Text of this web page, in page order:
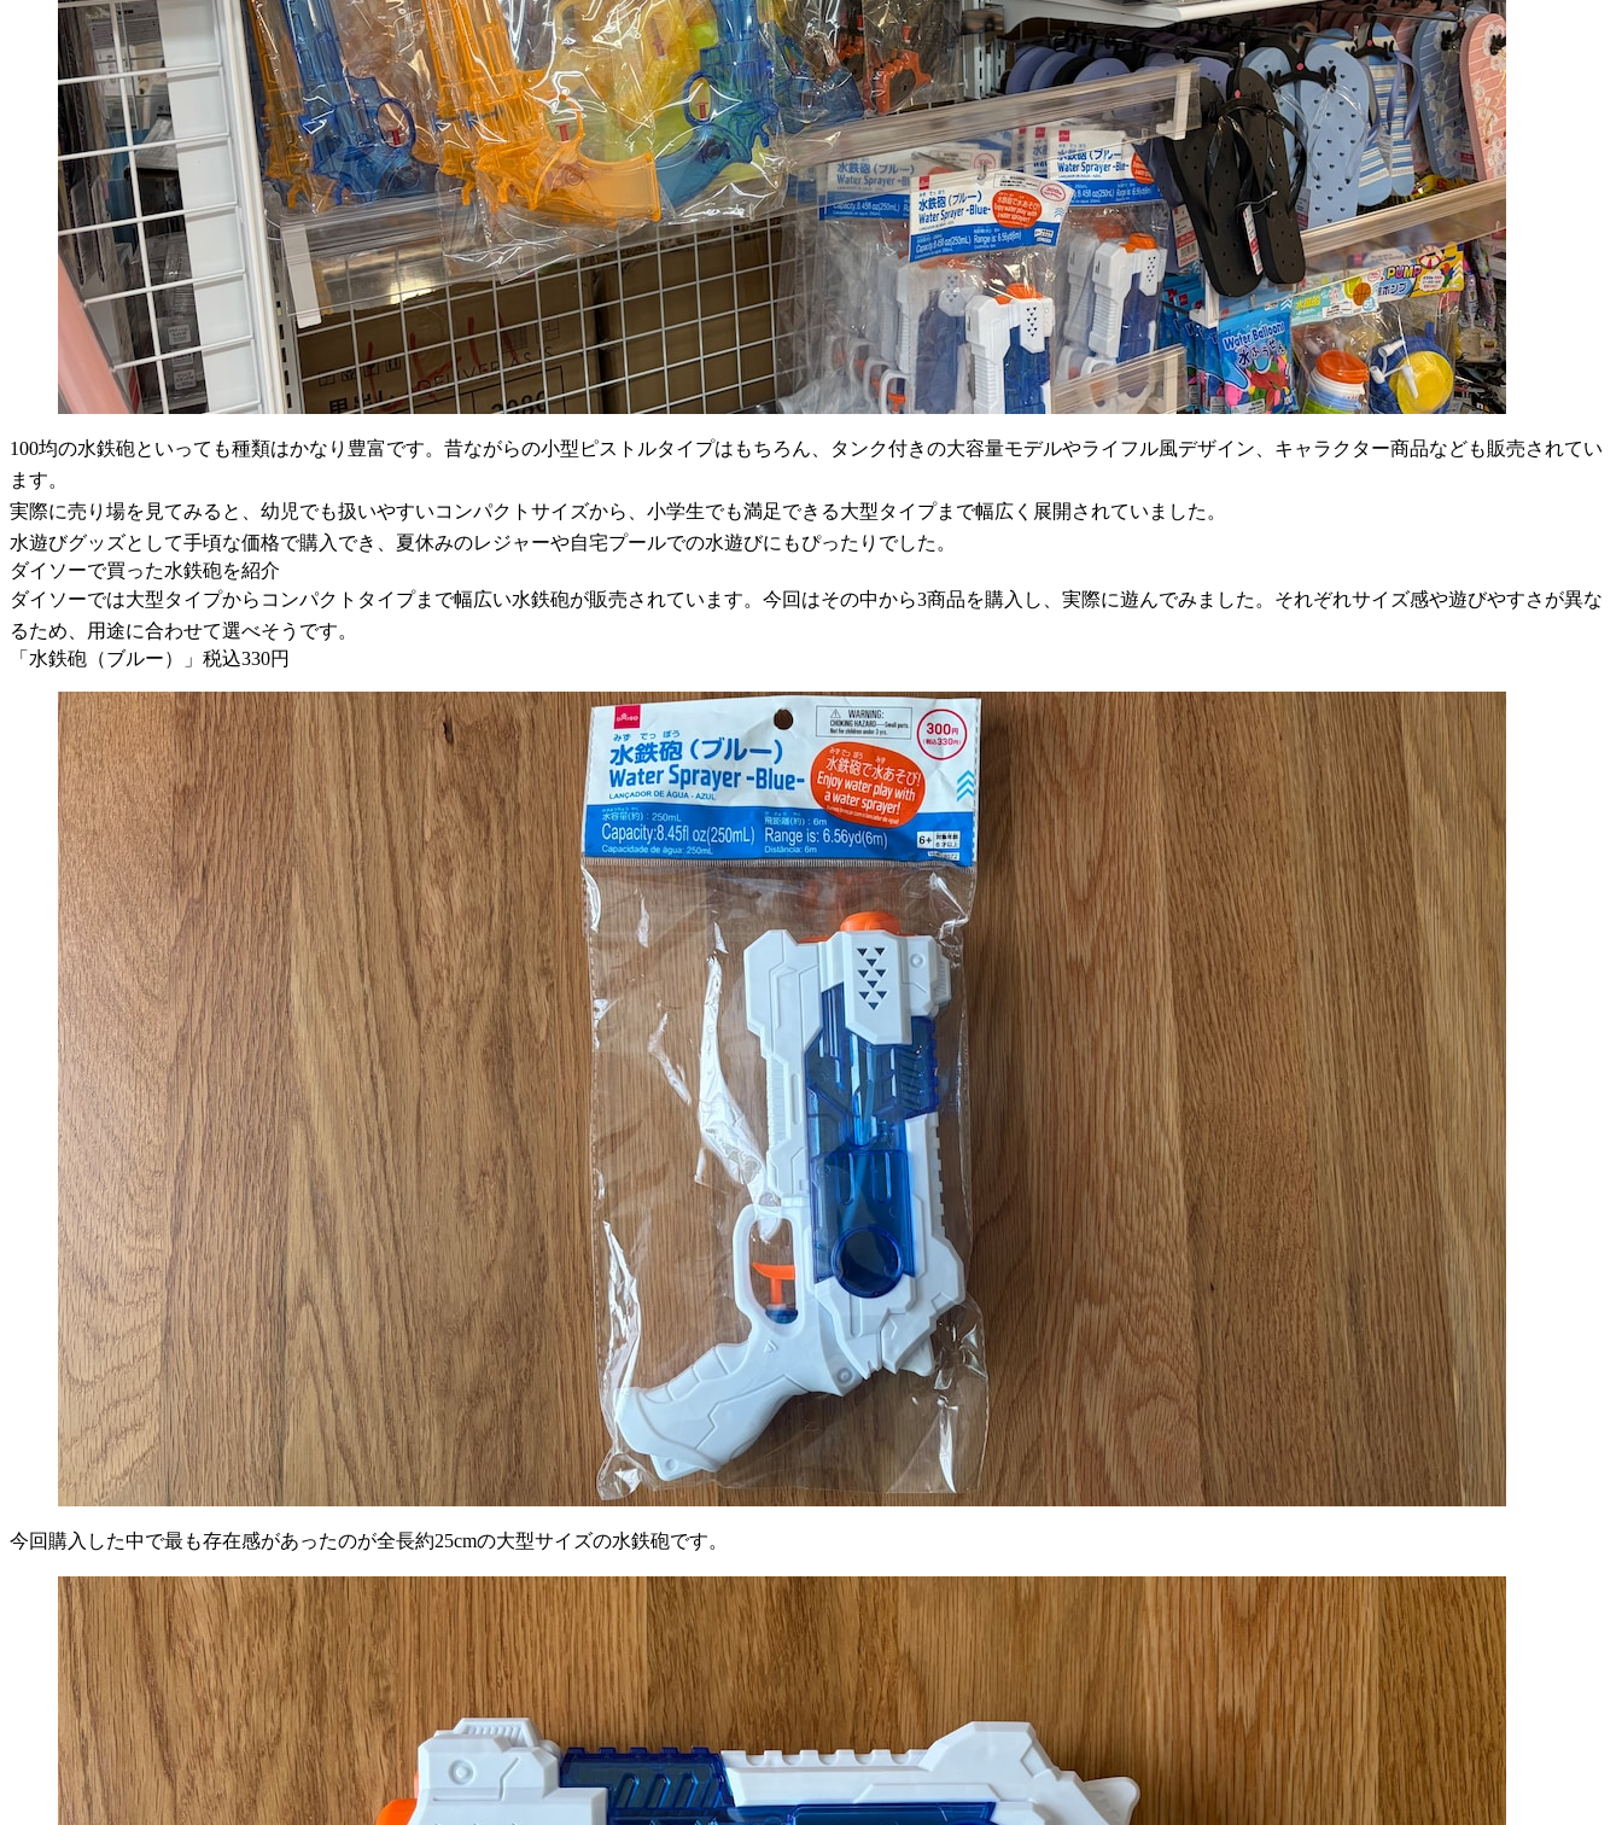
100均の水鉄砲といっても種類はかなり豊富です。昔ながらの小型ピストルタイプはもちろん、タンク付きの大容量モデルやライフル風デザイン、キャラクター商品なども販売されてい
ます。
実際に売り場を見てみると、幼児でも扱いやすいコンパクトサイズから、小学生でも満足できる大型タイプまで幅広く展開されていました。
水遊びグッズとして手頃な価格で購入でき、夏休みのレジャーや自宅プールでの水遊びにもぴったりでした。
ダイソーで買った水鉄砲を紹介
ダイソーでは大型タイプからコンパクトタイプまで幅広い水鉄砲が販売されています。今回はその中から3商品を購入し、実際に遊んでみました。それぞれサイズ感や遊びやすさが異な
るため、用途に合わせて選べそうです。
「水鉄砲（ブルー）」税込330円
今回購入した中で最も存在感があったのが全長約25cmの大型サイズの水鉄砲です。